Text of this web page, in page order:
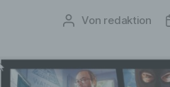
Beitragsautor
Von redaktion